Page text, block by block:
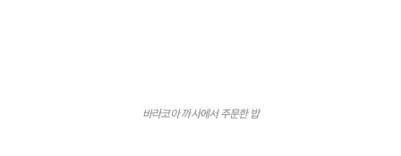
바라코아 까사에서 주문한 밥